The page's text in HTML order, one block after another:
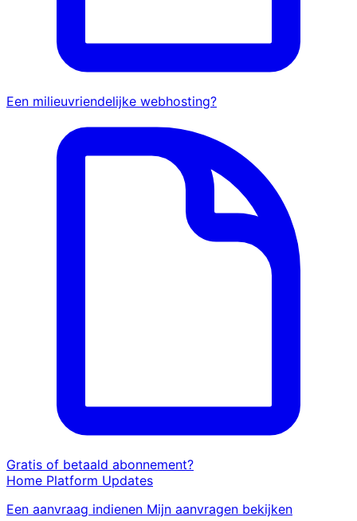
Een milieuvriendelijke webhosting?
Gratis of betaald abonnement?
Home Platform Updates
Een aanvraag indienen Mijn aanvragen bekijken